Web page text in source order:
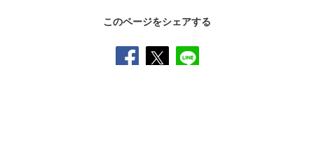
このページをシェアする